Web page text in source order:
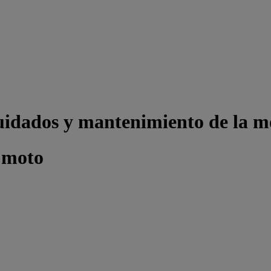
y mantenimiento de la